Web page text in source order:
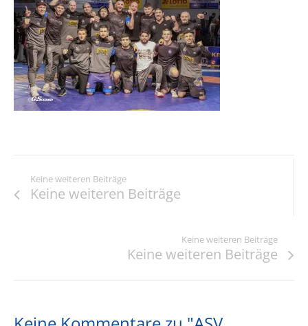
Keine weiteren Beiträge
Keine weiteren Beiträge
Keine weiteren Beiträge
Keine weiteren Beiträge